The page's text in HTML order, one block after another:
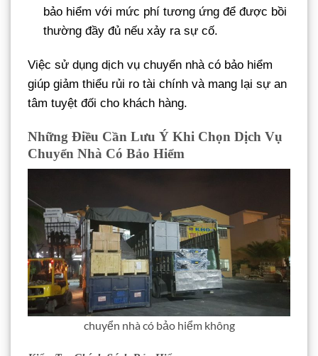
bảo hiểm với mức phí tương ứng để được bồi
thường đầy đủ nếu xảy ra sự cố.
Việc sử dụng dịch vụ chuyển nhà có bảo hiểm
giúp giảm thiểu rủi ro tài chính và mang lại sự an
tâm tuyệt đối cho khách hàng.
Những Điều Cần Lưu Ý Khi Chọn Dịch Vụ
Chuyển Nhà Có Bảo Hiểm
chuyển nhà có bảo hiểm không